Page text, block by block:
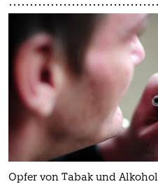
Opfer von Tabak und Alkohol